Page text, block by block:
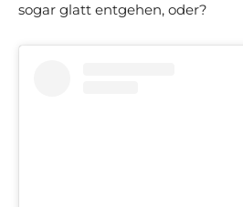
sogar glatt entgehen, oder?